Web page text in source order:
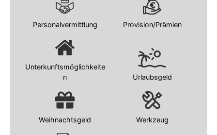
Personalvermittlung Provision/Prämien
Unterkunftsmöglichkeite
n
Urlaubsgeld
Weihnachtsgeld Werkzeug